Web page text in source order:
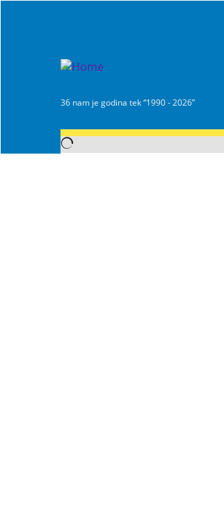
36 nam je godina tek “1990 - 2026”